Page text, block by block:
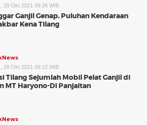
28 Okt 2021 09:26 WIB
Ganjil Genap, Puluhan Kendaraan
Kena Tilang
28 Okt 2021 09:12 WIB
Tilang Sejumlah Mobil Pelat Ganjil di
MT Haryono-DI Panjaitan